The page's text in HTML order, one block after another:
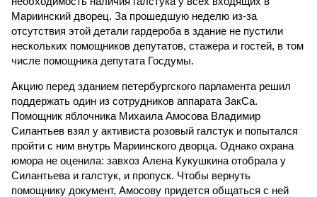
Мариинский дворец. За прошедшую неделю из-за
отсутствия этой детали гардероба в здание не пустили
нескольких помощников депутатов, стажера и гостей, в том
числе помощника депутата Госдумы.
Акцию перед зданием петербургского парламента решил
поддержать один из сотрудников аппарата ЗакСа.
Помощник яблочника Михаила Амосова Владимир
Силантьев взял у активиста розовый галстук и попытался
пройти с ним внутрь Мариинского дворца. Однако охрана
юмора не оценила: завхоз Алена Кукушкина отобрала у
Силантьева и галстук, и пропуск. Чтобы вернуть
помощнику документ, Амосову придется общаться с ней